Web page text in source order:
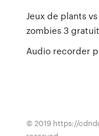
Jeux de plants vs
zombies 3 gratuit
Audio recorder
© 2019 https://